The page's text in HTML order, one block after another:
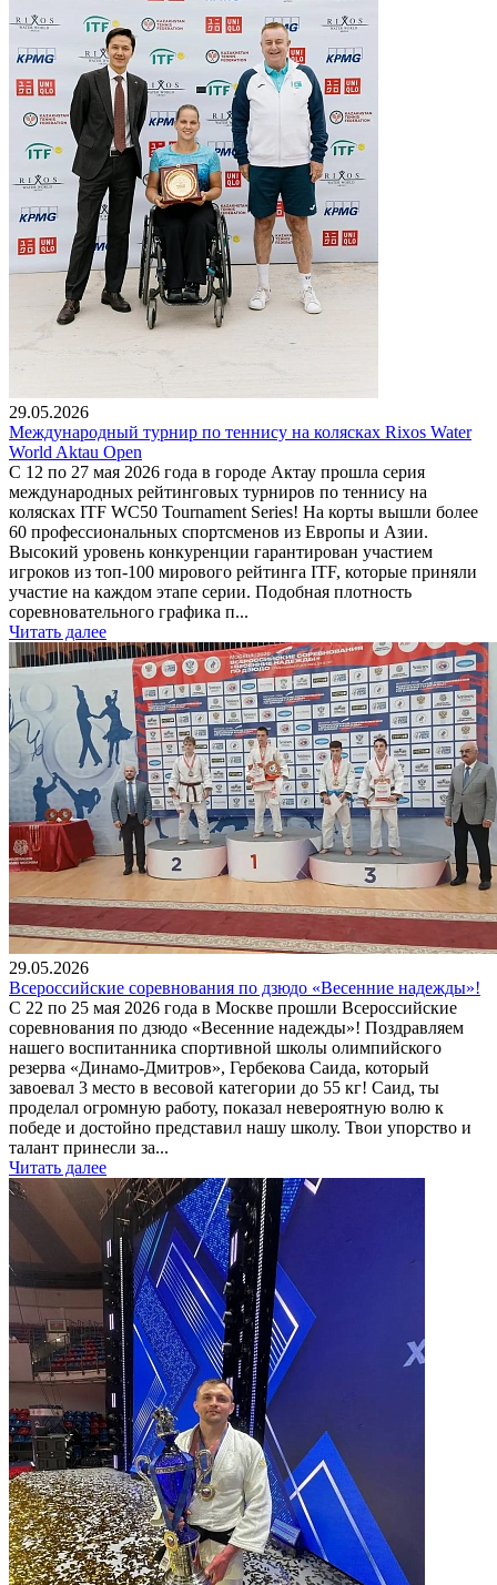
29.05.2026
Международный турнир по теннису на колясках Rixos Water
World Aktau Open
С 12 по 27 мая 2026 года в городе Актау прошла серия
международных рейтинговых турниров по теннису на
колясках ITF WC50 Tournament Series! На корты вышли более
60 профессиональных спортсменов из Европы и Азии.
Высокий уровень конкуренции гарантирован участием
игроков из топ-100 мирового рейтинга ITF, которые приняли
участие на каждом этапе серии. Подобная плотность
соревновательного графика п...
Читать далее
29.05.2026
Всероссийские соревнования по дзюдо «Весенние надежды»!
С 22 по 25 мая 2026 года в Москве прошли Всероссийские
соревнования по дзюдо «Весенние надежды»! Поздравляем
нашего воспитанника спортивной школы олимпийского
резерва «Динамо-Дмитров», Гербекова Саида, который
завоевал 3 место в весовой категории до 55 кг! Саид, ты
проделал огромную работу, показал невероятную волю к
победе и достойно представил нашу школу. Твои упорство и
талант принесли за...
Читать далее